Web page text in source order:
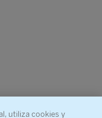
utiliza cookies y